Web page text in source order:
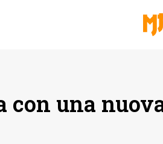
con una